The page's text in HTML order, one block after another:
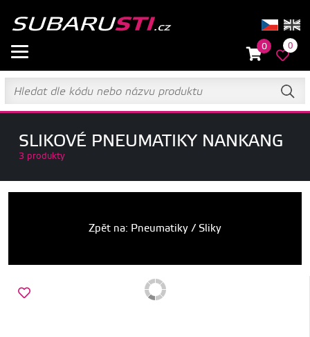
0 0
SLIKOVÉ PNEUMATIKY NANKANG
3 produkty
Zpět na: Pneumatiky / Sliky